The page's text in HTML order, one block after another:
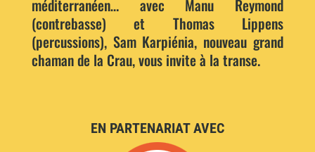
méditerranéen… avec Manu Reymond
(contrebasse) et Thomas Lippens
(percussions), Sam Karpiénia, nouveau grand
chaman de la Crau, vous invite à la transe.
EN PARTENARIAT AVEC